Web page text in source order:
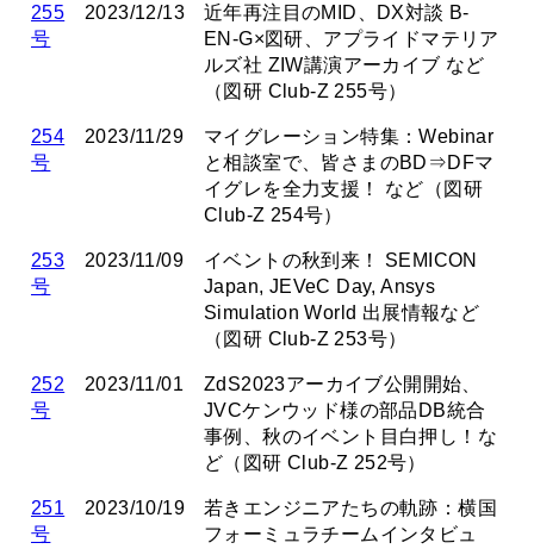
255
号
2023/12/13
近年再注目のMID、DX対談 B-
EN-G×図研、アプライドマテリア
ルズ社 ZIW講演アーカイブ など
（図研 Club-Z 255号）
254
号
2023/11/29
マイグレーション特集：Webinar
と相談室で、皆さまのBD⇒DFマ
イグレを全力支援！ など（図研
Club-Z 254号）
253
号
2023/11/09
イベントの秋到来！ SEMICON
Japan, JEVeC Day, Ansys
Simulation World 出展情報など
（図研 Club-Z 253号）
252
号
2023/11/01
ZdS2023アーカイブ公開開始、
JVCケンウッド様の部品DB統合
事例、秋のイベント目白押し！な
ど（図研 Club-Z 252号）
251
号
2023/10/19
若きエンジニアたちの軌跡：横国
フォーミュラチームインタビュ